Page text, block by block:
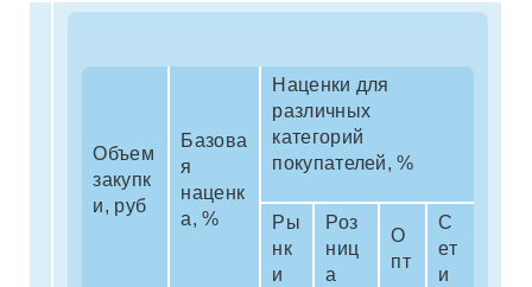
Объем
закупк
и, руб
Базова
я
наценк
а, %
Наценки для
различных
категорий
покупателей, %
Ры
нк
и
Роз
ниц
а
О
пт
С
ет
и